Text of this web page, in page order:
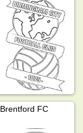
Brentford FC